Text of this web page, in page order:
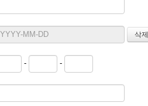
- -